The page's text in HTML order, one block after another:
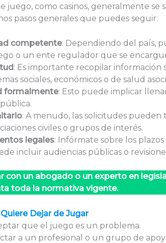
juego, como casinos, generalmente se
pasos generales que puedes seguir:
competente: Dependiendo del país,
o un ente regulador que se
: Es importante recopilar información
sociales, económicos o de salud
formalmente: Esto puede implicar
: A menudo, las solicitudes
civiles o grupos de interés.
legales: Infórmate sobre los
incluir audiencias públicas o
con un abogado o un experto en
toda la normativa vigente.
Dejar de Jugar
que el juego es un problema.
a un profesional o un grupo de